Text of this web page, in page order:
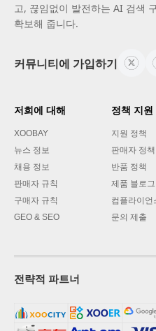
고, 끊임없이 발전하는 AI 검색
확보해 줍니다.
커뮤니티에 가입하기
저희에 대해
XOOBAY
뉴스 정보
채용 정보
판매자 규칙
구매자 규칙
GEO & SEO
정책 지원
지원 정책
판매자 정책
반품 정책
제품 블로그
컴플라이언
문의 제출
전략적 파트너